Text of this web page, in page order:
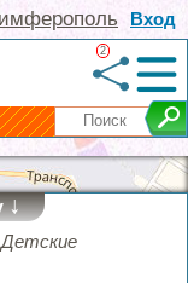
Вход
2
↓
Детские